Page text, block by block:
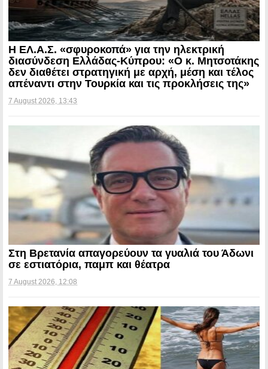
Η ΕΛ.Α.Σ. «σφυροκοπά» για την ηλεκτρική
διασύνδεση Ελλάδας-Κύπρου: «Ο κ. Μητσοτάκης
δεν διαθέτει στρατηγική με αρχή, μέση και τέλος
απέναντι στην Τουρκία και τις προκλήσεις της»
7 August 2026, 13:43
Στη Βρετανία απαγορεύουν τα γυαλιά του Άδωνι
σε εστιατόρια, παμπ και θέατρα
7 August 2026, 12:08